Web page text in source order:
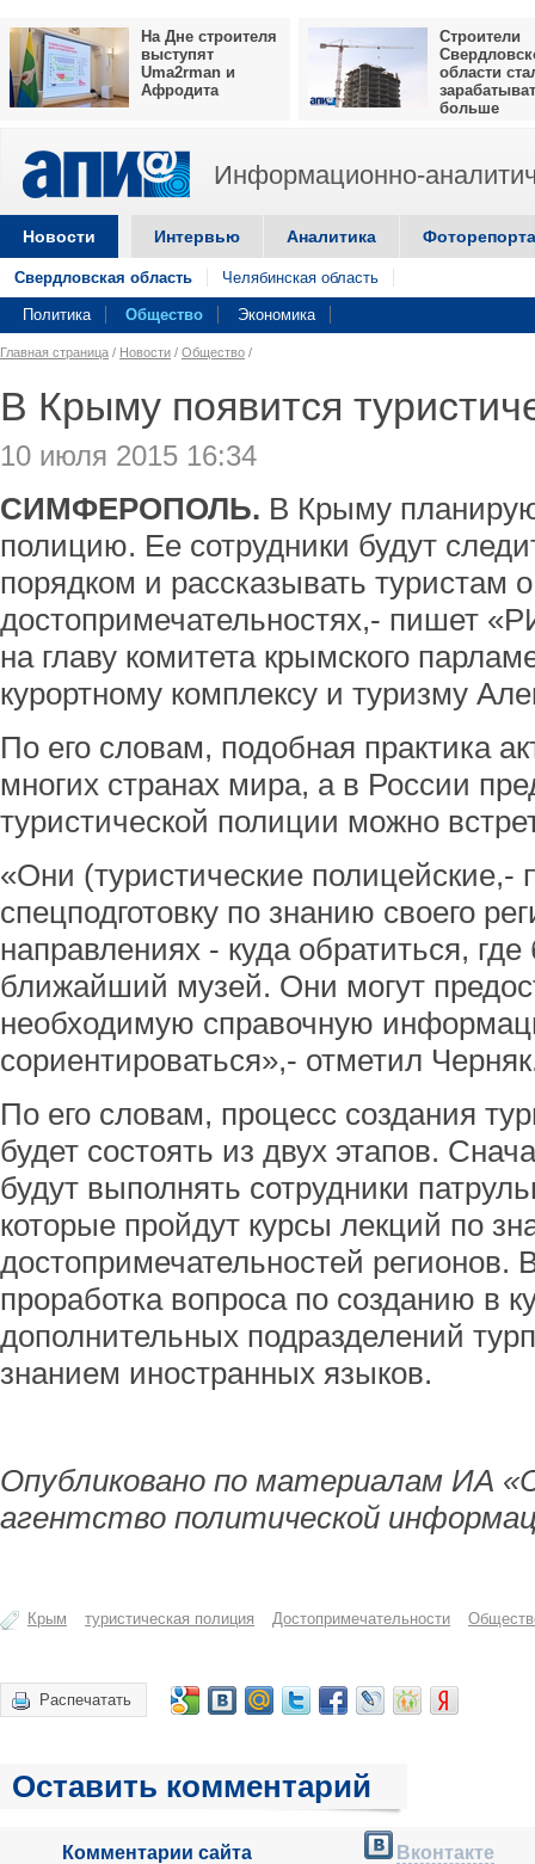
На Дне строителя
выступят
Uma2rman и
Афродита
Строители
области
больше
Информационно-
Новости Интервью Аналитика
Свердловская область Челябинская область
Политика Общество Экономика
Главная страница / Новости / Общество /
В Крыму появится
10 июля 2015 16:34
СИМФЕРОПОЛЬ. В Крыму
полицию. Ее сотрудники будут
порядком и рассказывать туристам
достопримечательностях,- пишет
на главу комитета крымского
курортному комплексу и туризму
По его словам, подобная практика
многих странах мира, а в России
туристической полиции можно
«Они (туристические полицейские,-
спецподготовку по знанию своего
направлениях - куда обратиться,
ближайший музей. Они могут
необходимую справочную
сориентироваться»,- отметил
По его словам, процесс создания
будет состоять из двух этапов.
будут выполнять сотрудники
которые пройдут курсы лекций по
достопримечательностей регионов.
проработка вопроса по созданию в
дополнительных подразделений
знанием иностранных языков.
Опубликовано по материалам ИА
агентство политической
Крым туристическая полиция Достопримечательности
Распечатать
Оставить комментарий
Комментарии сайта Вконтакте